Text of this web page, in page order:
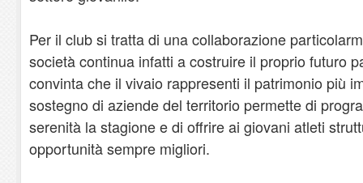
Per il club si tratta di una collaborazione
società continua infatti a costruire il proprio futuro
convinta che il vivaio rappresenti il patrimonio più
sostegno di aziende del territorio permette di
serenità la stagione e di offrire ai giovani atleti
opportunità sempre migliori.